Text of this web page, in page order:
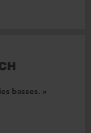
basses. »